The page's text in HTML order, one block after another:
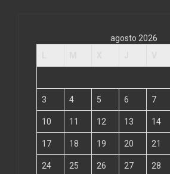
agosto 2026
3 4 5 6 7
10 11 12 13 14
17 18 19 20 21
24 25 26 27 28